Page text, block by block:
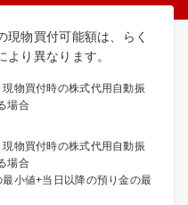
現物買付可能額は、らく
り異なります。
物買付時の株式代用自動振
場合
物買付時の株式代用自動振
場合
小値+当日以降の預り金の最